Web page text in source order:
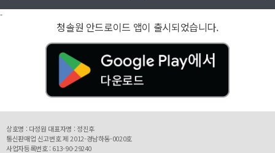
-
청솔원 안드로이드 앱이 출시되었습니다.
상호명 : 다정원 대표자명 : 정진후
통신판매업 신고번호 제 2012-경남하동-0020호
사업자등록번호 : 613-90-29240